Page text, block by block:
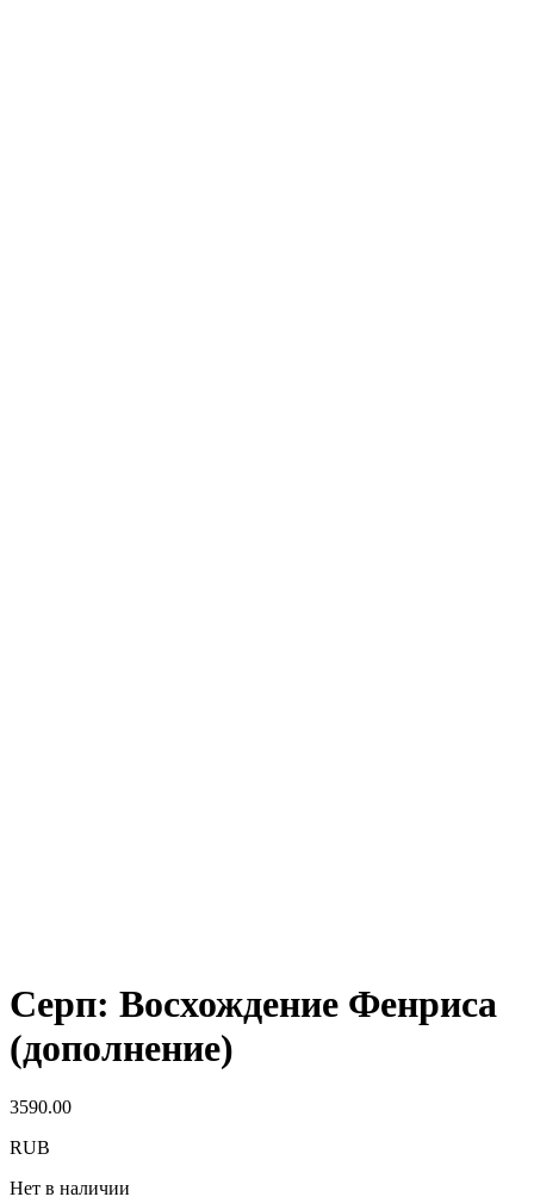
Серп: Восхождение Фенриса
(дополнение)
3590.00
RUB
Нет в наличии